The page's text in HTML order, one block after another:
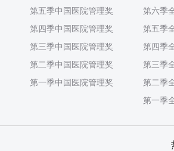
第五季中国医院管理奖
第四季中国医院管理奖
第三季中国医院管理奖
第二季中国医院管理奖
第一季中国医院管理奖
第六季
第五季
第四季
第三季
第二季
第一季